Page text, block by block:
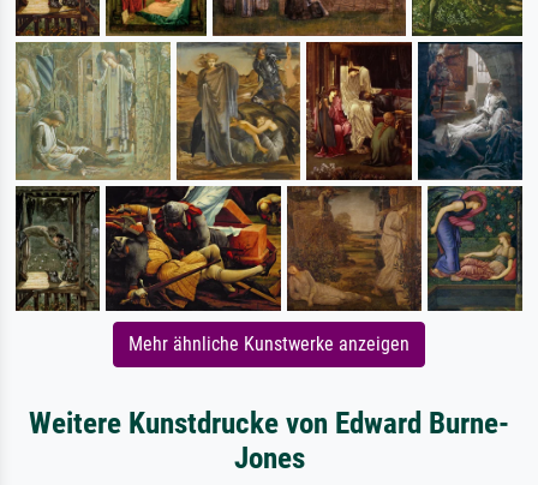
Mehr ähnliche Kunstwerke anzeigen
Weitere Kunstdrucke von Edward Burne-
Jones